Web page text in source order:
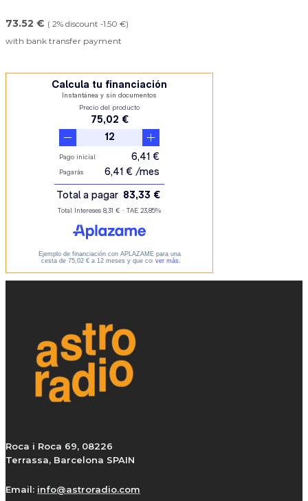
73.52 € ( 2% discount -1.50 €)
with bank transfer payment
Roca i Roca 69, 08226
Terrassa, Barcelona SPAIN
Email: info@astroradio.com